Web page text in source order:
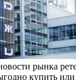
рынка
купить